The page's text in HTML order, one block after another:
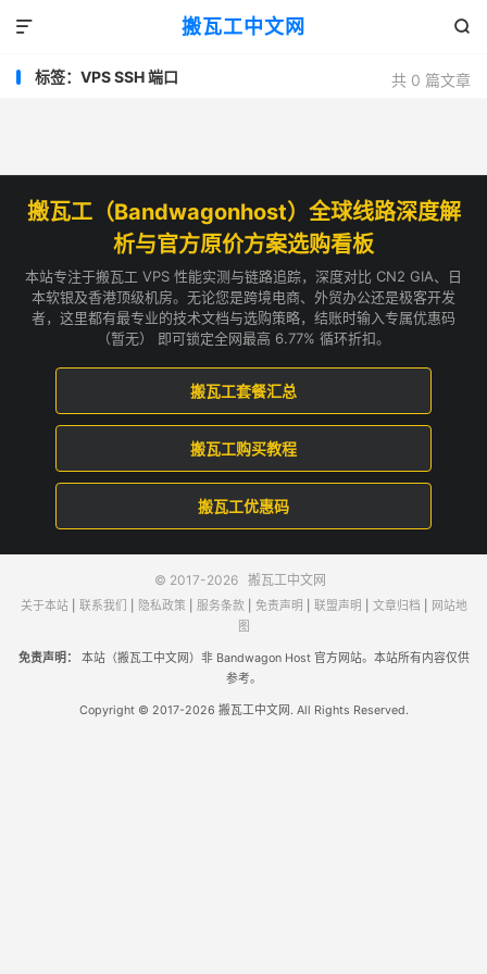
搬瓦工中文网 

共 0 篇文章
标签：VPS SSH 端口
搬瓦工（Bandwagonhost）全球线路深度解
析与官方原价方案选购看板
本站专注于搬瓦工 VPS 性能实测与链路追踪，深度对比 CN2 GIA、日
本软银及香港顶级机房。无论您是跨境电商、外贸办公还是极客开发
者，这里都有最专业的技术文档与选购策略，结账时输入专属优惠码
（暂无） 即可锁定全网最高 6.77% 循环折扣。
搬瓦工套餐汇总
搬瓦工购买教程
搬瓦工优惠码
© 2017-2026 搬瓦工中文网
关于本站| 联系我们 隐私政策 服务条款 免责声明 联盟声明 文章归档
网站地
图
免责声明：
本站（搬瓦工中文网）非 Bandwagon Host 官方网站。本站所有内容仅供
参考。
Copyright © 2017-2026 搬瓦工中文网. All Rights Reserved.